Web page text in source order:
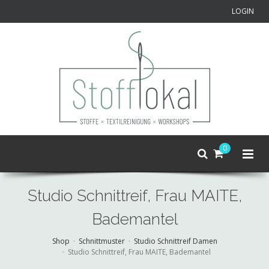
LOGIN
0
Studio Schnittreif, Frau MAITE,
Bademantel
Shop Schnittmuster
Studio Schnittreif Damen
Studio Schnittreif, Frau MAITE, Bademantel